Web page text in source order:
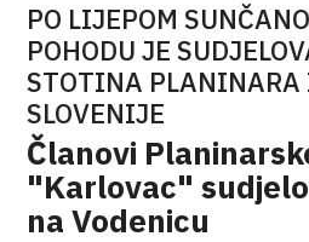
PO LIJEPOM
POHODU JE
STOTINA PLANINARA
SLOVENIJE
Članovi
"Karlovac"
na Vodenicu